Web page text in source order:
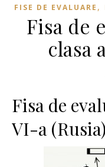
FISE DE EVALUARE ,
Fisa de
clasa
Fisa de
VI-a (Rusia)